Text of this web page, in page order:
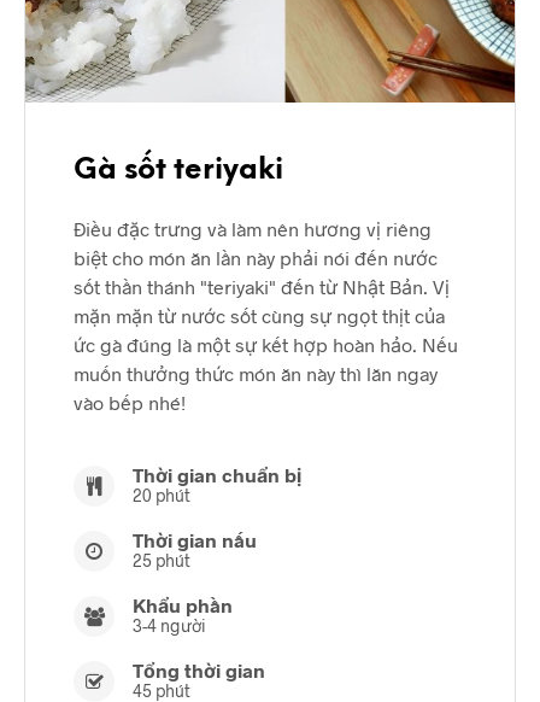
Gà sốt teriyaki
Điều đặc trưng và làm nên hương vị riêng
biệt cho món ăn lần này phải nói đến nước
sốt thần thánh "teriyaki" đến từ Nhật Bản. Vị
mặn mặn từ nước sốt cùng sự ngọt thịt của
ức gà đúng là một sự kết hợp hoàn hảo. Nếu
muốn thưởng thức món ăn này thì lăn ngay
vào bếp nhé!
Thời gian chuẩn bị
20 phút
Thời gian nấu
25 phút
Khẩu phần
3-4 người
Tổng thời gian
45 phút